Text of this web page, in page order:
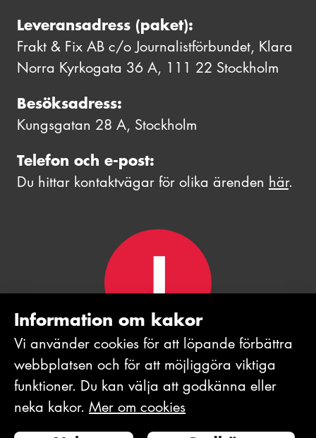
Leveransadress (paket):
Frakt & Fix AB c/o Journalistförbundet, Klara
Norra Kyrkogata 36 A, 111 22 Stockholm
Besöksadress:
Kungsgatan 28 A, Stockholm
Telefon och e-post:
Du hittar kontaktvägar för olika ärenden här.
Information om kakor
Vi använder cookies för att löpande förbättra
webb­platsen och för att möjlig­göra viktiga
funktioner. Du kan välja att godkänna eller
neka kakor. Mer om cookies